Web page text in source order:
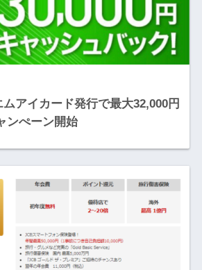
アイカード発行で最大32,000円
ンぺーン開始